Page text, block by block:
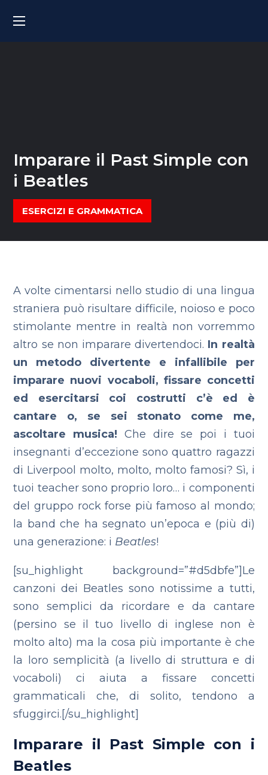
Imparare il Past Simple con
i Beatles
ESERCIZI E GRAMMATICA
A volte cimentarsi nello studio di una lingua
straniera può risultare difficile, noioso e poco
stimolante mentre in realtà non vorremmo
altro se non imparare divertendoci. In realtà
un metodo divertente e infallibile per
imparare nuovi vocaboli, fissare concetti
ed esercitarsi coi costrutti c’è ed è
cantare o, se sei stonato come me,
ascoltare musica! Che dire se poi i tuoi
insegnanti d’eccezione sono quattro ragazzi
di Liverpool molto, molto, molto famosi? Sì, i
tuoi teacher sono proprio loro… i componenti
del gruppo rock forse più famoso al mondo;
la band che ha segnato un’epoca e (più di)
una generazione: i Beatles!
[su_highlight background=”#d5dbfe”]Le
canzoni dei Beatles sono notissime a tutti,
sono semplici da ricordare e da cantare
(persino se il tuo livello di inglese non è
molto alto) ma la cosa più importante è che
la loro semplicità (a livello di struttura e di
vocaboli) ci aiuta a fissare concetti
grammaticali che, di solito, tendono a
sfuggirci.[/su_highlight]
Imparare il Past Simple con i
Beatles